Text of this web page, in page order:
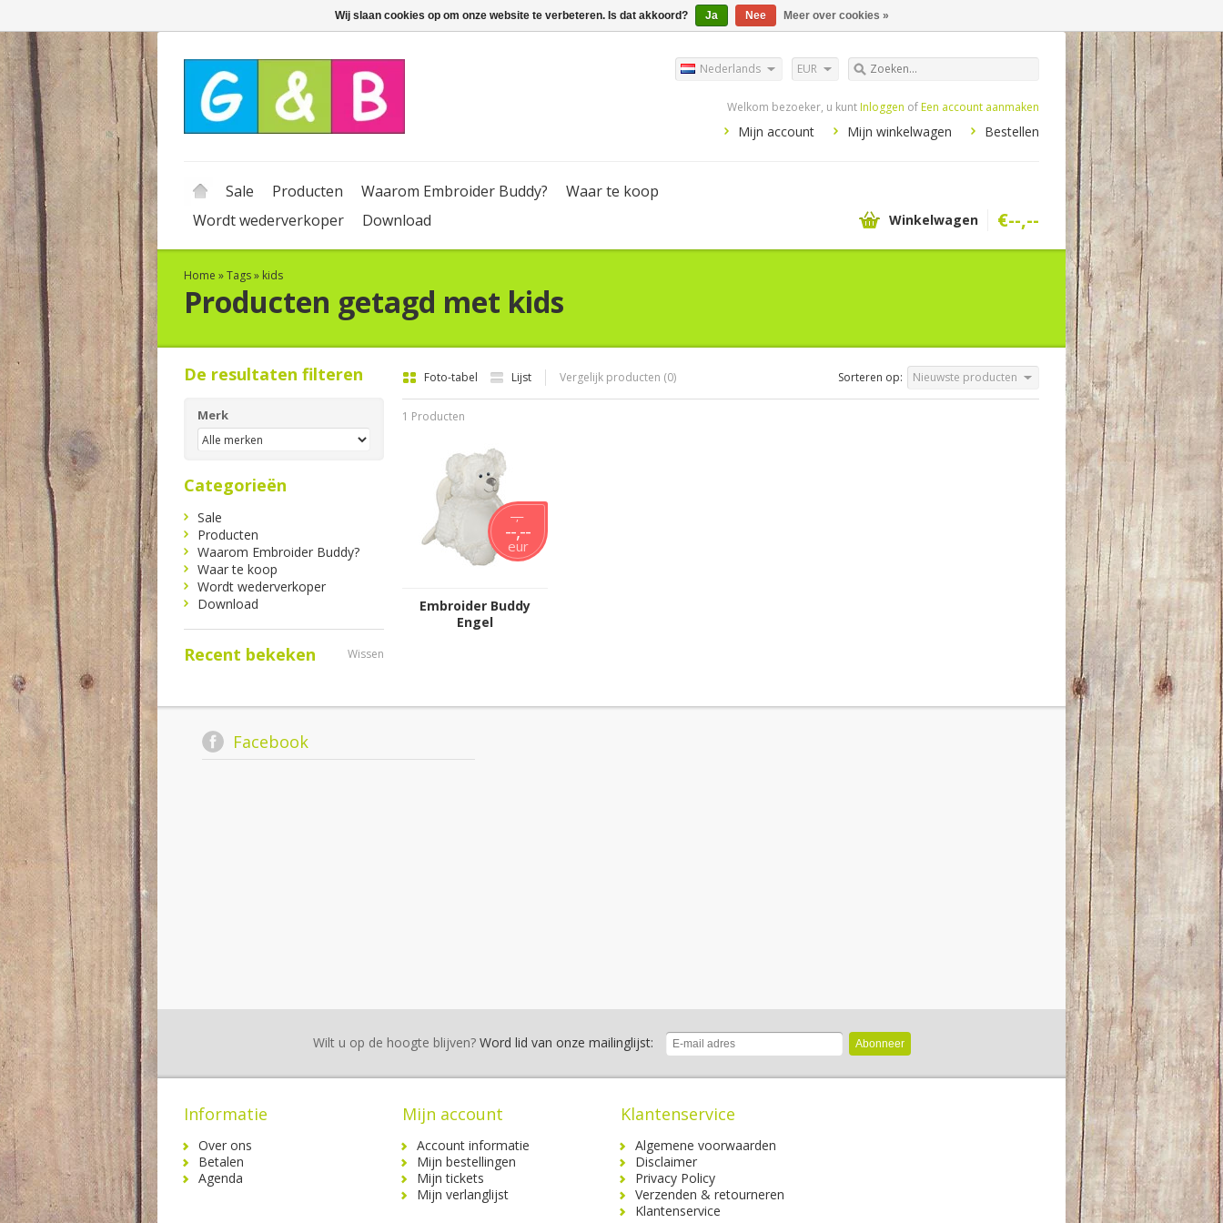
EUR
Nederlands
Welkom bezoeker, u kunt Inloggen of Een account aanmaken
Mijn account Mijn winkelwagen Bestellen
Sale Producten Waarom Embroider Buddy?
Waar te koop
Wordt wederverkoper
Download Winkelwagen €--,--
Home »Tags» kids
Producten getagd met kids
Foto-tabel Lijst Vergelijk producten (0) Sorteren op: Nieuwste producten
1 Producten
--,--
--,--
eur
Embroider Buddy
Engel
De resultaten filteren
Merk
Categorieën
Sale
Producten
Waarom Embroider Buddy?
Waar te koop
Wordt wederverkoper
Download
Recent bekeken Wissen
Facebook
Wilt u op de hoogte blijven?Word lid van onze mailinglijst: Abonneer
Informatie
Over ons
Betalen
Agenda
Mijn account
Account informatie
Mijn bestellingen
Mijn tickets
Mijn verlanglijst
Klantenservice
Algemene voorwaarden
Disclaimer
Privacy Policy
Verzenden & retourneren
Klantenservice
Wij slaan cookies op om onze website te verbeteren. Is dat akkoord? Ja Nee Meer over cookies »